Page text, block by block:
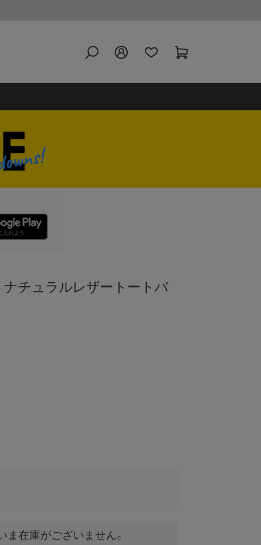
チュラルレザートートバ
ま在庫がございません。